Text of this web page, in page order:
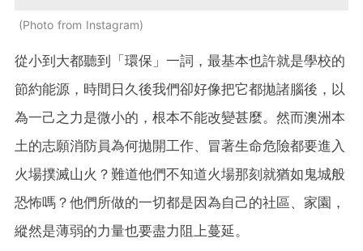
Photo from Instagram
從小到大都聽到「環保」一詞，最基本也許就是學校的
節約能源，時間日久後我們卻好像把它都拋諸腦後，以
為一己之力是微小的，根本不能改變甚麼。然而澳洲本
土的志願消防員為何拋開工作、冒著生命危險都要進入
火場撲滅山火？難道他們不知道火場那刻就猶如鬼城般
恐怖嗎？他們所做的一切都是因為自己的社區、家園，
縱然是薄弱的力量也要盡力阻上蔓延。